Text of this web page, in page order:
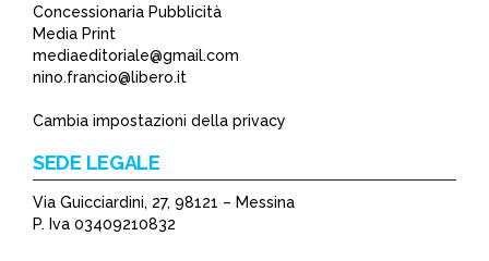
Concessionaria Pubblicità
Media Print
mediaeditoriale@gmail.com
nino.francio@libero.it
Cambia impostazioni della privacy
SEDE LEGALE
Via Guicciardini, 27, 98121 – Messina
P. Iva 03409210832